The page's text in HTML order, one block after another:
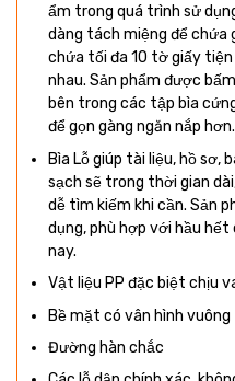
ẩm trong quá trình sử
dàng tách miệng để chứa
chứa tối đa 10 tờ giấy
nhau. Sản phẩm được
bên trong các tập bìa
để gọn gàng ngăn nắp hơn.
Bìa Lỗ giúp tài liệu, hồ sơ,
sạch sẽ trong thời gian
dễ tìm kiếm khi cần. Sản
dụng, phù hợp với hầu
nay.
Vật liệu PP đặc biệt chịu
Bề mặt có vân hình vuông
Đường hàn chắc